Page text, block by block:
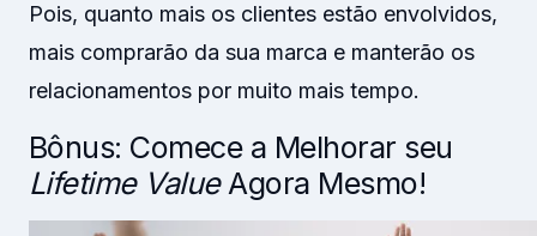
Pois, quanto mais os clientes estão envolvidos,
mais comprarão da sua marca e manterão os
relacionamentos por muito mais tempo.
Bônus: Comece a Melhorar seu
Lifetime ValueAgora Mesmo!